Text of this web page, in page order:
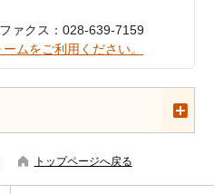
ァクス：028-639-7159
ムをご利用ください。
トップページへ戻る